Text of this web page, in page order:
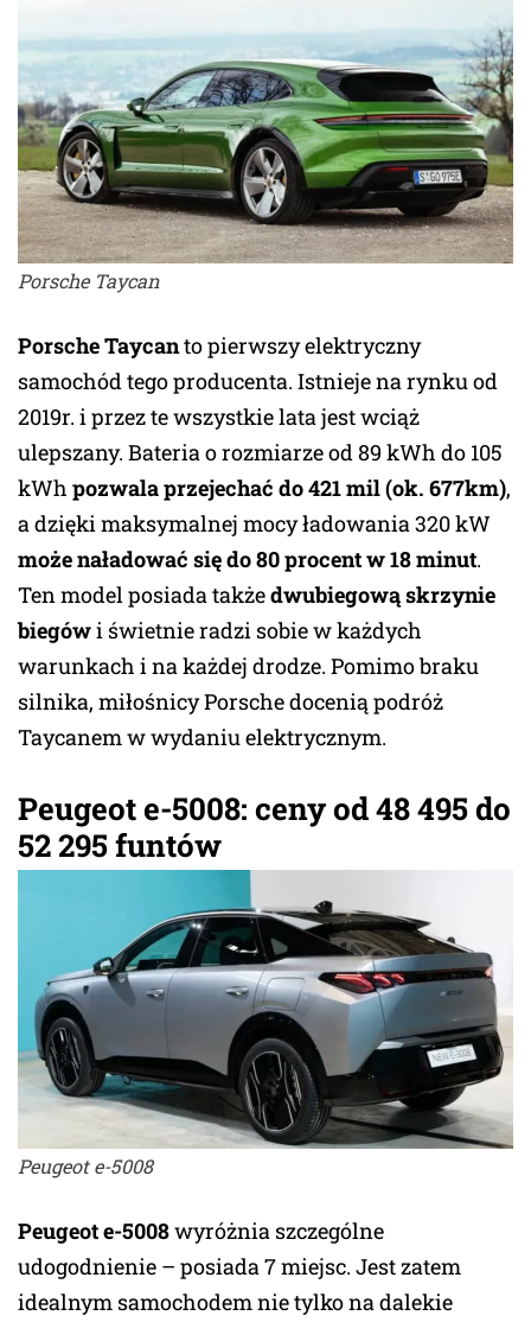
Porsche Taycan
Porsche Taycanto pierwszy elektryczny
samochód tego producenta. Istnieje na rynku od
2019r. i przez te wszystkie lata jest wciąż
ulepszany. Bateria o rozmiarze od 89 kWh do 105
kWh pozwala przejechać do 421 mil (ok. 677km),
a dzięki maksymalnej mocy ładowania 320 kW
może naładować się do 80 procent w 18 minut.
Ten model posiada takżedwubiegową skrzynie
biegówi świetnie radzi sobie w każdych
warunkach i na każdej drodze. Pomimo braku
silnika, miłośnicy Porsche docenią podróż
Taycanem w wydaniu elektrycznym.
Peugeot e-5008: ceny od 48 495 do
52 295 funtów
Peugeot e-5008
Peugeot e-5008wyróżnia szczególne
udogodnienie – posiada 7 miejsc. Jest zatem
idealnym samochodem nie tylko na dalekie